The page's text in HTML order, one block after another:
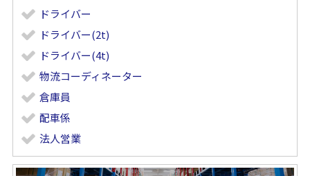
ドライバー
ドライバー(2t)
ドライバー(4t)
物流コーディネーター
倉庫員
配車係
法人営業